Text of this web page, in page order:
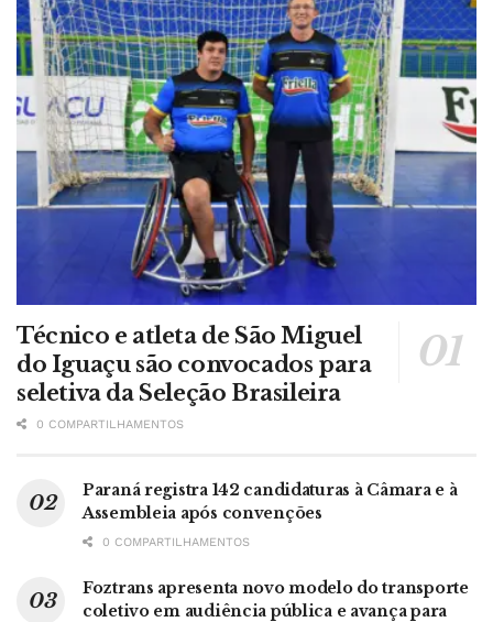
Técnico e atleta de São Miguel
do Iguaçu são convocados para
seletiva da Seleção Brasileira
0 COMPARTILHAMENTOS
Paraná registra 142 candidaturas à Câmara e à
Assembleia após convenções
0 COMPARTILHAMENTOS
Foztrans apresenta novo modelo do transporte
coletivo em audiência pública e avança para